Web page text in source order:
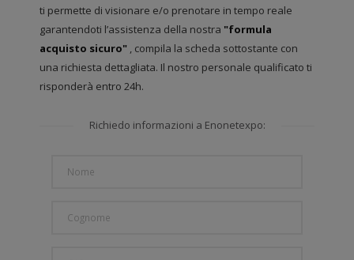
ti permette di visionare e/o prenotare in tempo reale
garantendoti l’assistenza della nostra "formula
acquisto sicuro" , compila la scheda sottostante con
una richiesta dettagliata. Il nostro personale qualificato ti
risponderà entro 24h.
Richiedo informazioni a Enonetexpo: